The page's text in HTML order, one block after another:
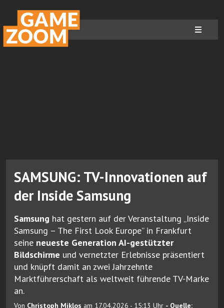
SAMSUNG: TV-Innovationen auf
der Inside Samsung
Samsung hat gestern auf der Veranstaltung „Inside
Samsung – The First Look Europe” in Frankfurt
seine neueste Generation AI-gestützter
Bildschirme und vernetzter Erlebnisse präsentiert
und knüpft damit an zwei Jahrzehnte
Marktführerschaft als weltweit führende TV-Marke
an.
Von Christoph Miklos am 17.04.2026 - 15:13 Uhr - Quelle: